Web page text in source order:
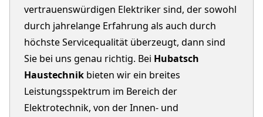
vertrauenswürdigen Elektriker sind, der sowohl
durch jahrelange Erfahrung als auch durch
höchste Servicequalität überzeugt, dann sind
Sie bei uns genau richtig. Bei Hubatsch
Haustechnik bieten wir ein breites
Leistungsspektrum im Bereich der
Elektrotechnik, von der Innen- und